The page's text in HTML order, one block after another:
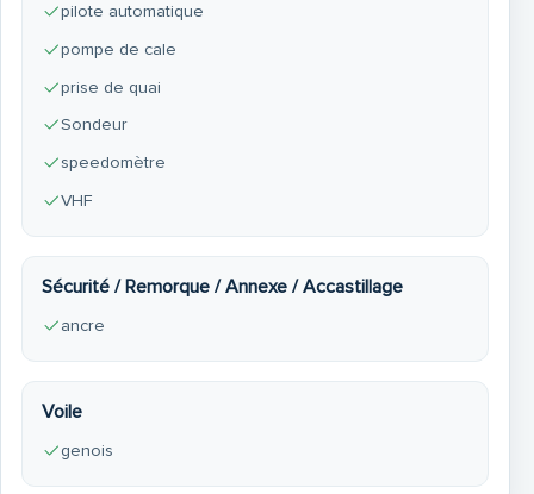
pilote automatique
pompe de cale
prise de quai
Sondeur
speedomètre
VHF
Sécurité / Remorque / Annexe / Accastillage
ancre
Voile
genois